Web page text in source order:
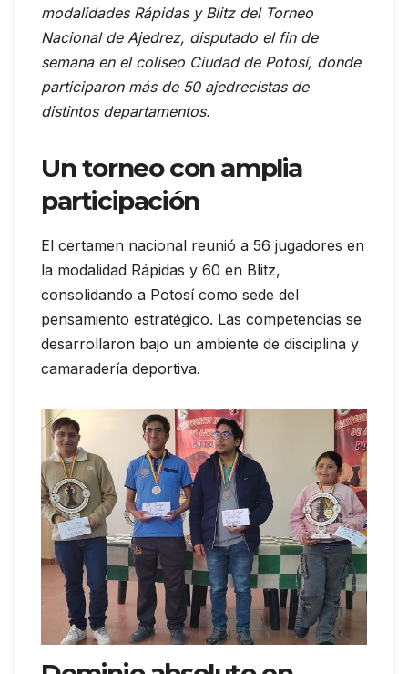
modalidades Rápidas y Blitz del Torneo
Nacional de Ajedrez, disputado el fin de
semana en el coliseo Ciudad de Potosí, donde
participaron más de 50 ajedrecistas de
distintos departamentos.
Un torneo con amplia
participación
El certamen nacional reunió a 56 jugadores en
la modalidad Rápidas y 60 en Blitz,
consolidando a Potosí como sede del
pensamiento estratégico. Las competencias se
desarrollaron bajo un ambiente de disciplina y
camaradería deportiva.